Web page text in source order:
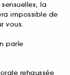
la
impossible de
vous.
parle
rehaussée